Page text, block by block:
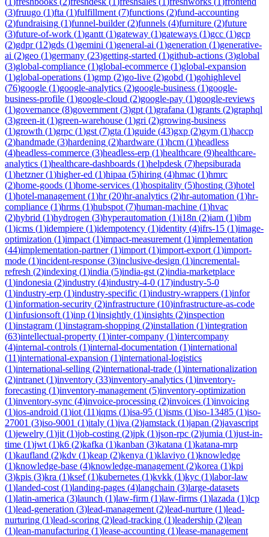
(3)fruugo (1)fta (1)fulfillment (7)functions (2)fund-accounting
(2)fundraising (1)funnel-builder(2)funnels (4)furniture (2)future
(3)future-of-work (1)gantt (1)gateway (1)gateways (1)gcc (1)gcp
(2)gdpr(12)gds (1)gemini (1)general-ai (1)generation (1)generative-
ai (2)geo (1)germany (23)getting-started (1)github-actions (3)global
(3)global-compliance (1)global-ecommerce (1)global-expansion
(1)global-operations (1)gmp (2)go-live (2)gobd (1)gohighlevel
(76)google (1)google-analytics (2)google-business (1)google-
business-profile (1)google-cloud (2)google-pay (1)google-reviews
(1)governance (8)government (3)gpt (1)grafana (1)grants (2)graphql
(3)green-it (1)green-warehouse (1)gri (2)growing-business
(1)growth (1)grpc (1)gst (7)gta (1)guide (43)gxp (2)gym (1)haccp
(2)handmade (3)hardening (2)hardware (1)hcm (1)headless
(4)headless-commerce (3)headless-erp (1)healthcare (9)healthcare-
analytics (1)healthcare-dashboards (1)helpdesk (7)hepsiburada
(1)hetzner(1)higher-ed (1)hipaa (5)hiring (4)hmac (1)hmrc
(2)home-goods (1)home-services (1)hospitality (5)hosting (3)hotel
(1)hotel-management (1)hr(20)hr-analytics (2)hr-automation (1)hr-
compliance (1)hrms (1)hubspot (7)human-machine (1)hvac
(2)hybrid (1)hydrogen (3)hyperautomation (1)i18n (2)iam (1)ibm
(1)icms (1)idempiere (1)idempotency (1)identity (4)ifrs-15 (1)image-
optimization (1)impact (1)impact-measurement (1)implementation
(44)implementation-partner(1)import (1)import-export (1)import-
mode (1)incident-response (3)inclusive-design (1)incremental-
refresh (2)indexing (1)india (5)india-gst (2)india-marketplace
(1)indonesia (2)industry (4)industry-4-0 (17)industry-5-0
(1)industry-erp (1)industry-specific (1)industry-wrappers (1)infor
(1)information-security (2)infrastructure (10)infrastructure-as-code
(1)infusionsoft (1)inp (1)insightly (1)insights (2)inspection
(1)instagram (1)instagram-shopping (2)installation (1)integration
(63)intellectual-property (1)inter-company (1)intercompany
(4)internal-controls (1)internal-documentation (1)international
(11)international-expansion (1)international-logistics
(1)international-selling (2)international-trade (1)internationalization
(2)intranet (1)inventory (33)inventory-analytics (1)inventory-
forecasting (1)inventory-management (5)inventory-optimization
(1)inventory-sync (4)invoice-processing (2)invoices (1)invoicing
(1)ios-android (1)iot (11)iqms (1)isa-95 (1)isms (1)iso-13485 (1)iso-
27001 (3)iso-9001 (1)italy (1)iva (2)jamstack (1)japan (2)javascript
(1)jewelry (1)jit (1)job-costing (2)jpk (1)json-rpc (2)jumia (1)just-in-
time (1)jwt (1)k6 (2)kafka (1)kanban (3)katana (1)katana-mrp
(1)kaufland (2)kdv (1)keap (2)kenya (1)klaviyo (1)knowledge
(1)knowledge-base (4)knowledge-management (2)korea (1)kpi
(3)kpis (3)kra (1)ksef(1)kubernetes (1)kvkk (1)kyc (1)labor-law
(1)landed-cost (1)landing-pages (4)langchain (3)large-datasets
(1)latin-america (3)launch (1)law-firm (1)law-firms (1)lazada (1)lcp
(1)lead-generation (3)lead-management (2)lead-nurture (1)lead-
nurturing (1)lead-scoring (2)lead-tracking (1)leadership (2)lean
(1)lean-manufacturing (1)lease-accounting (1)lease-management